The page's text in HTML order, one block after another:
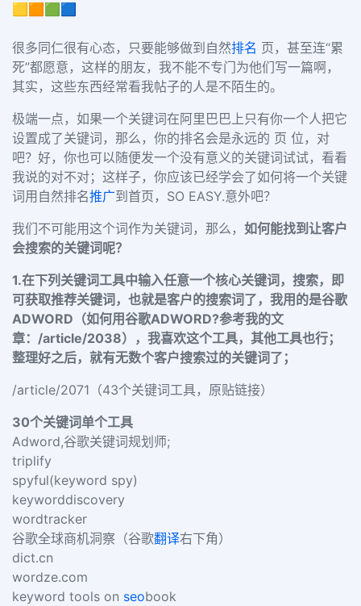
🟨🟧🟩🟦
很多同仁很有心态，只要能够做到自然排名 页，甚至连“累
死”都愿意，这样的朋友，我不能不专门为他们写一篇啊，
其实，这些东西经常看我帖子的人是不陌生的。
极端一点，如果一个关键词在阿里巴巴上只有你一个人把它
设置成了关键词，那么，你的排名会是永远的 页 位，对
吧？好，你也可以随便发一个没有意义的关键词试试，看看
我说的对不对；这样子，你应该已经学会了如何将一个关键
词用自然排名推广到首页，SO EASY.意外吧？
我们不可能用这个词作为关键词，那么， 如何能找到让客户
会搜索的关键词呢？
1.在下列关键词工具中输入任意一个核心关键词，搜索，即
可获取推荐关键词，也就是客户的搜索词了，我用的是谷歌
ADWORD（如何用谷歌ADWORD?参考我的文
章：/article/2038），我喜欢这个工具，其他工具也行；
整理好之后，就有无数个客户搜索过的关键词了；
/article/2071（43个关键词工具，原贴链接）
30个关键词单个工具
Adword,谷歌关键词规划师;
triplify
spyful(keyword spy)
keyworddiscovery
wordtracker
谷歌全球商机洞察（谷歌翻译右下角）
dict.cn
wordze.com
keyword tools on seobook